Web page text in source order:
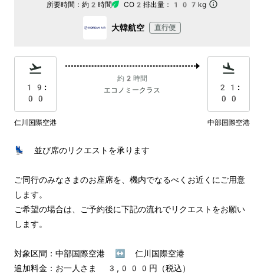
所要時間： 約2時間 CO2排出量： 107kg
大韓航空 直行便
19:
00
約2時間
エコノミークラス
21:
00
仁川国際空港 中部国際空港
💺 並び席のリクエストを承ります
ご同行のみなさまのお座席を、機内でなるべくお近くにご用意
します。
ご希望の場合は、ご予約後に下記の流れでリクエストをお願い
します。
対象区間：中部国際空港 ↔︎ 仁川国際空港
追加料金：お一人さま 3,000円（税込）